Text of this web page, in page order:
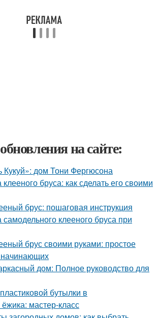
на сайте:
Кукуй»: дом Тони Фергюсона
бруса: как сделать его своими
брус: пошаговая инструкция
клееного бруса при
брус своими руками: простое
начинающих
дом: Полное руководство для
бутылки в
мастер-класс